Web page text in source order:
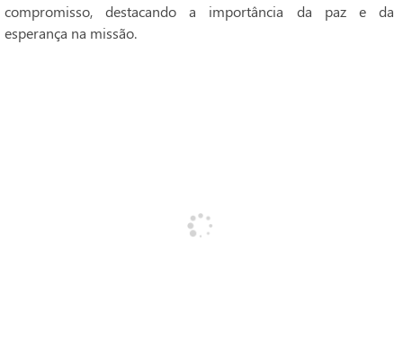
compromisso, destacando a importância da paz e da
esperança na missão.